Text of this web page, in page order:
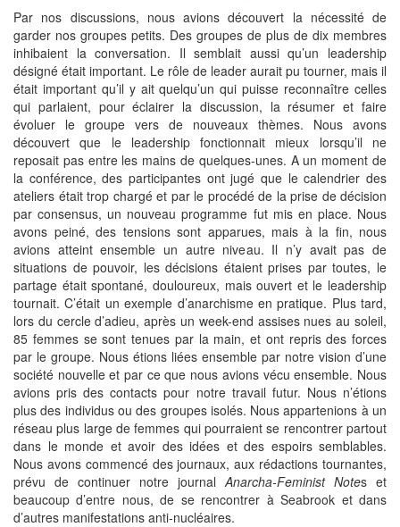
Par nos discussions, nous avions découvert la nécessité de
garder nos groupes petits. Des groupes de plus de dix membres
inhibaient la conversation. Il semblait aussi qu’un leadership
désigné était important. Le rôle de leader aurait pu tourner, mais il
était important qu’il y ait quelqu’un qui puisse reconnaître celles
qui parlaient, pour éclairer la discussion, la résumer et faire
évoluer le groupe vers de nouveaux thèmes. Nous avons
découvert que le leadership fonctionnait mieux lorsqu’il ne
reposait pas entre les mains de quelques-unes. A un moment de
la conférence, des participantes ont jugé que le calendrier des
ateliers était trop chargé et par le procédé de la prise de décision
par consensus, un nouveau programme fut mis en place. Nous
avons peiné, des tensions sont apparues, mais à la fin, nous
avions atteint ensemble un autre niveau. Il n’y avait pas de
situations de pouvoir, les décisions étaient prises par toutes, le
partage était spontané, douloureux, mais ouvert et le leadership
tournait. C’était un exemple d’anarchisme en pratique. Plus tard,
lors du cercle d’adieu, après un week-end assises nues au soleil,
85 femmes se sont tenues par la main, et ont repris des forces
par le groupe. Nous étions liées ensemble par notre vision d’une
société nouvelle et par ce que nous avions vécu ensemble. Nous
avions pris des contacts pour notre travail futur. Nous n’étions
plus des individus ou des groupes isolés. Nous appartenions à un
réseau plus large de femmes qui pourraient se rencontrer partout
dans le monde et avoir des idées et des espoirs semblables.
Nous avons commencé des journaux, aux rédactions tournantes,
prévu de continuer notre journal Anarcha-Feminist Notes et
beaucoup d’entre nous, de se rencontrer à Seabrook et dans
d’autres manifestations anti-nucléaires.